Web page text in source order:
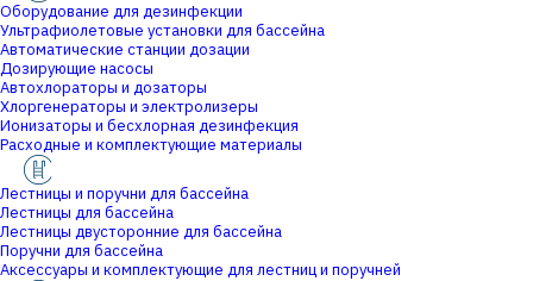
Оборудование для дезинфекции
Ультрафиолетовые установки для бассейна
Автоматические станции дозации
Дозирующие насосы
Автохлораторы и дозаторы
Хлоргенераторы и электролизеры
Ионизаторы и бесхлорная дезинфекция
Расходные и комплектующие материалы
Лестницы и поручни для бассейна
Лестницы для бассейна
Лестницы двусторонние для бассейна
Поручни для бассейна
Аксессуары и комплектующие для лестниц и поручней